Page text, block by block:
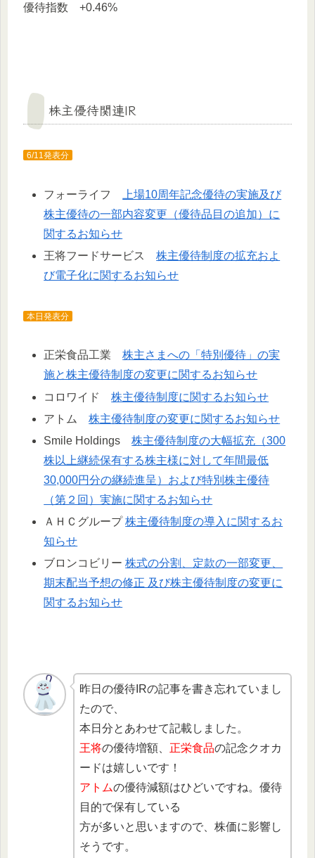
優待指数 +0.46%
株主優待関連IR
6/11発表分
フォーライフ
上場10周年記念優待の実施及び
株主優待の一部内容変更（優待品目の追加）に
関するお知らせ
王将フードサービス株主優待制度の拡充およ
び電子化に関するお知らせ
本日発表分
正栄食品工業株主さまへの「特別優待」の実
施と株主優待制度の変更に関するお知らせ
コロワイド株主優待制度に関するお知らせ
アトム株主優待制度の変更に関するお知らせ
Smile Holdings株主優待制度の大幅拡充（300
株以上継続保有する株主様に対して年間最低
30,000円分の継続進呈）および特別株主優待
（第２回）実施に関するお知らせ
ＡＨＣグループ株主優待制度の導入に関するお
知らせ
ブロンコビリー株式の分割、定款の一部変更、
期末配当予想の修正 及び株主優待制度の変更に
関するお知らせ
昨日の優待IRの記事を書き忘れていまし
たので、
本日分とあわせて記載しました。
王将の優待増額、 正栄食品の記念クオカ
ードは嬉しいです！
アトムの優待減額はひどいですね。優待
目的で保有している
方が多いと思いますので、株価に影響し
そうです。